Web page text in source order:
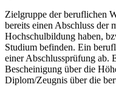
Zielgruppe der beruflichen
bereits einen Abschluss der
Hochschulbildung haben,
Studium befinden. Ein
einer Abschlussprüfung ab.
Bescheinigung über die
Diplom/Zeugnis über die